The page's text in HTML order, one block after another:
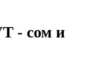
сом и